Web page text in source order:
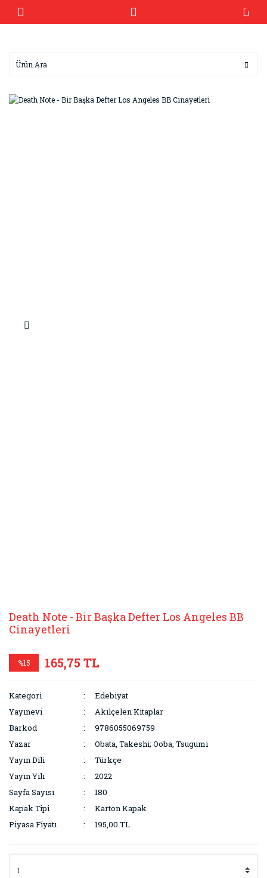
Death Note - Bir Başka Defter Los Angeles BB
Cinayetleri
%15 165,75 TL
Kategori
Edebiyat
Yayınevi
Akılçelen Kitaplar
Barkod
9786055069759
Yazar
Obata, Takeshi; Ooba, Tsugumi
Yayın Dili
Türkçe
Yayın Yılı
2022
Sayfa Sayısı
180
Kapak Tipi
Karton Kapak
Piyasa Fiyatı
195,00 TL